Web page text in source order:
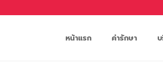
หน้าแรก ค่ารักษา